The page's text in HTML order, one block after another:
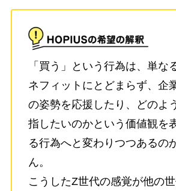
「買う」という行為は、単な
ネフィットにとどまらず、企
の姿勢を応援したり、どのよ
指したいのかという価値観を
る行為へと変わりつつあるの
ん。
こうしたZ世代の感覚が他の